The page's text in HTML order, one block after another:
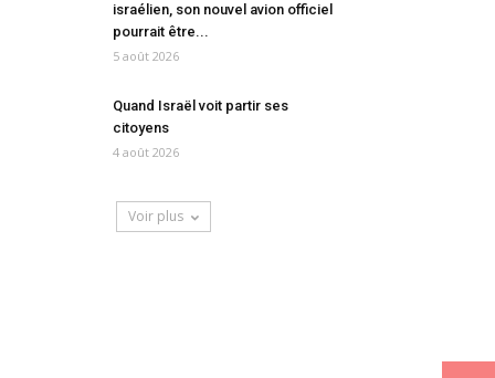
israélien, son nouvel avion officiel
pourrait être...
5 août 2026
Quand Israël voit partir ses
citoyens
4 août 2026
Voir plus